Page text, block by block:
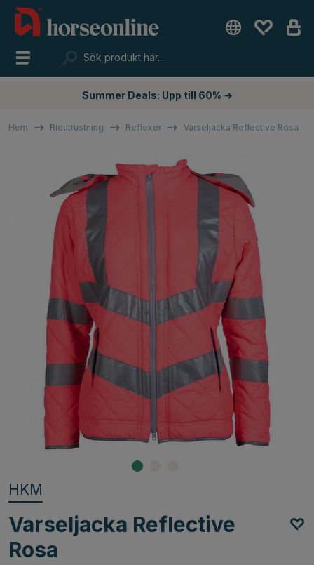
Summer Deals: Upp till 60% →
Hem Ridutrustning Reflexer Varseljacka Reflective Rosa
HKM
Varseljacka Reflective
Rosa